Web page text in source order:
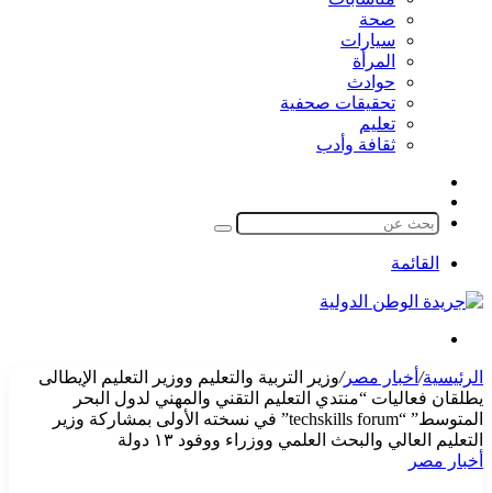
صحة
سيارات
المرأة
حوادث
تحقيقات صحفية
تعليم
ثقافة وأدب
المظلم
بحث
القائمة
الرئيسية/ أخبار مصر/وزير التربية والتعليم ووزير التعليم الإيطالى
يطلقان فعاليات “منتدي التعليم التقني والمهني لدول البحر
المتوسط” “techskills forum” في نسخته الأولى بمشاركة وزير
التعليم العالي والبحث العلمي ووزراء ووفود ١٣ دولة
أخبار مصر